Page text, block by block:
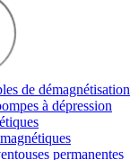
de démagnétisation
à dépression
permanentes